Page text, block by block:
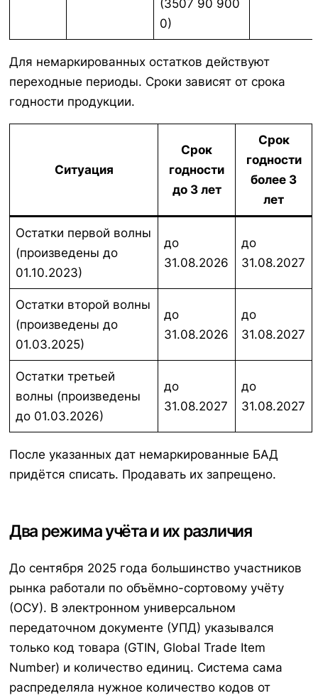
(3507 90 900
0)
Для немаркированных остатков действуют
переходные периоды. Сроки зависят от срока
годности продукции.
Ситуация
Срок
годности
до 3 лет
Срок
годности
более 3
лет
Остатки первой волны
(произведены до
01.10.2023)
до
31.08.2026
до
31.08.2027
Остатки второй волны
(произведены до
01.03.2025)
до
31.08.2026
до
31.08.2027
Остатки третьей
волны (произведены
до 01.03.2026)
до
31.08.2027
до
31.08.2027
После указанных дат немаркированные БАД
придётся списать. Продавать их запрещено.
Два режима учёта и их различия
До сентября 2025 года большинство участников
рынка работали по объёмно-сортовому учёту
(ОСУ). В электронном универсальном
передаточном документе (УПД) указывался
только код товара (GTIN, Global Trade Item
Number) и количество единиц. Система сама
распределяла нужное количество кодов от